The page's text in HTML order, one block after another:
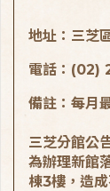
地址：三芝
電話：(02)
備註：每月
三芝分館公
為辦理新館
棟3樓，造